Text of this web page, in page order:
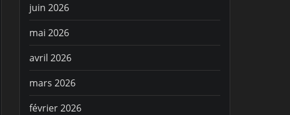
juin 2026
mai 2026
avril 2026
mars 2026
février 2026